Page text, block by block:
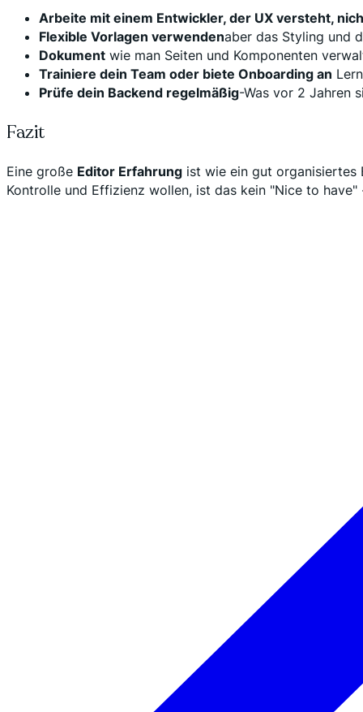
Arbeite mit einem Entwickler, der UX versteht,
Flexible Vorlagen verwendenaber das Styling und
Dokument wie man Seiten und Komponenten
Trainiere dein Team oder biete Onboarding an
Prüfe dein Backend regelmäßig-Was vor 2 Jahren
Fazit
Eine große Editor Erfahrung ist wie ein gut organisiertes
Kontrolle und Effizienz wollen, ist das kein "Nice to